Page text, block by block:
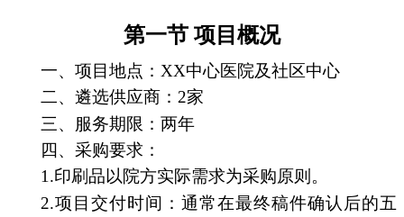
第一节 项目概况
一、项目地点：XX中心医院及社区中心
二、遴选供应商：2家
三、服务期限：两年
四、采购要求：
1.印刷品以院方实际需求为采购原则。
2.项目交付时间：通常在最终稿件确认后的五